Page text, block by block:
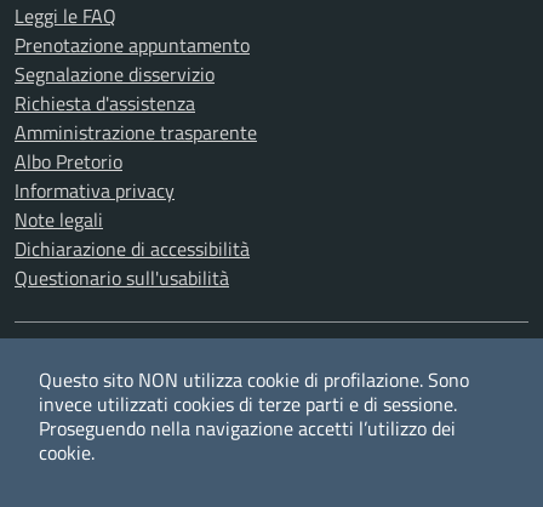
Leggi le FAQ
Prenotazione appuntamento
Segnalazione disservizio
Richiesta d'assistenza
Amministrazione trasparente
Albo Pretorio
Informativa privacy
Note legali
Dichiarazione di accessibilità
Questionario sull'usabilità
TwitterFacebookYouTubeRSS
Questo sito NON utilizza cookie di profilazione. Sono
invece utilizzati cookies di terze parti e di sessione.
Proseguendo nella navigazione accetti l’utilizzo dei
cookie.